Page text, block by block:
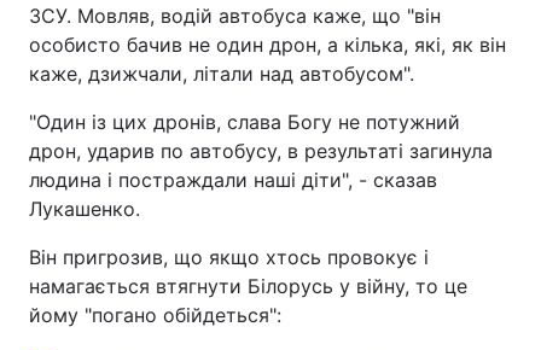
ЗСУ. Мовляв, водій автобуса каже, що "він
особисто бачив не один дрон, а кілька, які, як він
каже, дзижчали, літали над автобусом".
"Один із цих дронів, слава Богу не потужний
дрон, ударив по автобусу, в результаті загинула
людина і постраждали наші діти", - сказав
Лукашенко.
Він пригрозив, що якщо хтось провокує і
намагається втягнути Білорусь у війну, то це
йому "погано обійдеться":